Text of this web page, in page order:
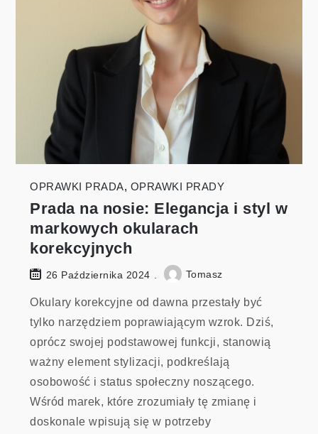
OPRAWKI PRADA, OPRAWKI PRADY
Prada na nosie: Elegancja i styl w
markowych okularach
korekcyjnych
26 Października 2024 Tomasz
Okulary korekcyjne od dawna przestały być
tylko narzędziem poprawiającym wzrok. Dziś,
oprócz swojej podstawowej funkcji, stanowią
ważny element stylizacji, podkreślają
osobowość i status społeczny noszącego.
Wśród marek, które zrozumiały tę zmianę i
doskonale wpisują się w potrzeby